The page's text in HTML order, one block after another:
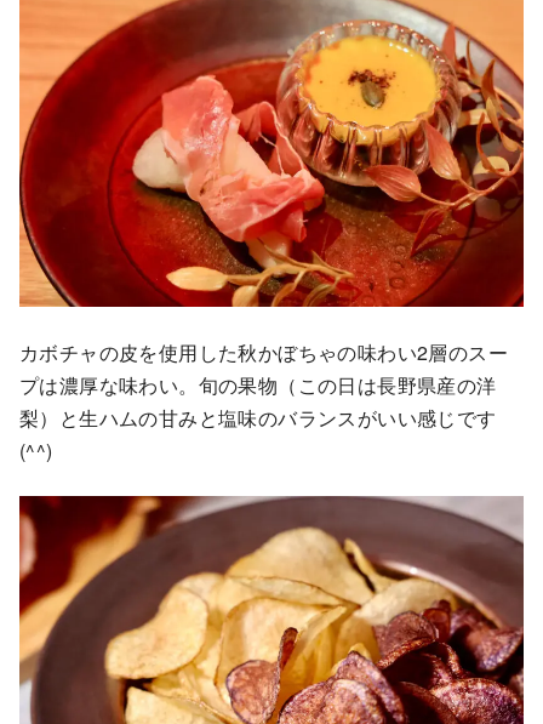
カボチャの皮を使用した秋かぼちゃの味わい2層のスー
プは濃厚な味わい。旬の果物（この日は長野県産の洋
梨）と生ハムの甘みと塩味のバランスがいい感じです
(^^)